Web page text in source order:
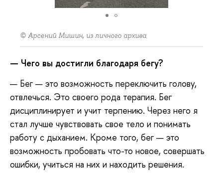
© Арсений Мишин, из личного архива
— Чего вы достигли благодаря бегу?
— Бег — это возможность переключить голову,
отвлечься. Это своего рода терапия. Бег
дисциплинирует и учит терпению. Через него я
стал лучше чувствовать свое тело и понимать
работу с дыханием. Кроме того, бег — это
возможность пробовать что-то новое, совершать
ошибки, учиться на них и находить решения.